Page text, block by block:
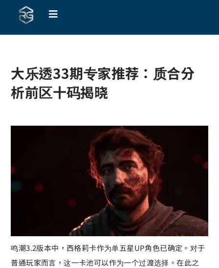
大乐透33期专家推荐：质合分
析前区十码揭晓
鸣潮3.2版本中，西格莉卡作为单五星UP角色已确定。对于
普通玩家而言，这一卡池可以作为一个过渡选择。在此之